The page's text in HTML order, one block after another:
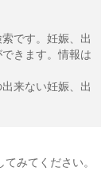
です。妊娠、出
きます。情報は
来ない妊娠、出
みてください。